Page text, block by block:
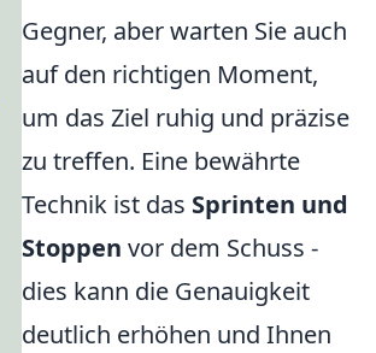
Gegner, aber warten Sie auch
auf den richtigen Moment,
um das Ziel ruhig und präzise
zu treffen. Eine bewährte
Technik ist das Sprinten und
Stoppen vor dem Schuss -
dies kann die Genauigkeit
deutlich erhöhen und Ihnen